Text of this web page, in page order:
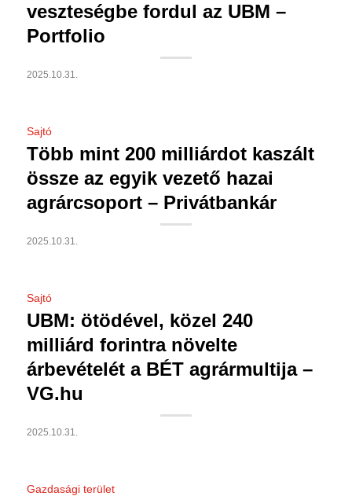
veszteségbe fordul az UBM –
Portfolio
2025.10.31.
Sajtó
Több mint 200 milliárdot kaszált
össze az egyik vezető hazai
agrárcsoport – Privátbankár
2025.10.31.
Sajtó
UBM: ötödével, közel 240
milliárd forintra növelte
árbevételét a BÉT agrármultija –
VG.hu
2025.10.31.
Gazdasági terület